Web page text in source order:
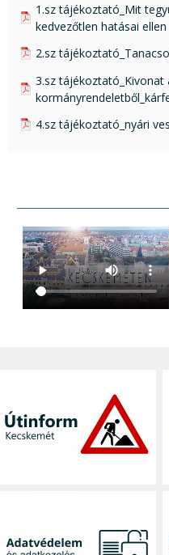
pdf csatolmány:
1.sz tájékoztató_Mit
kedvezőtlen hatásai ellen
pdf csatolmány:
2.sz
pdf csatolmány:
3.sz tájékoztató_Kivonat
pdf csatolmány:
4.sz tájékoztató_nyári